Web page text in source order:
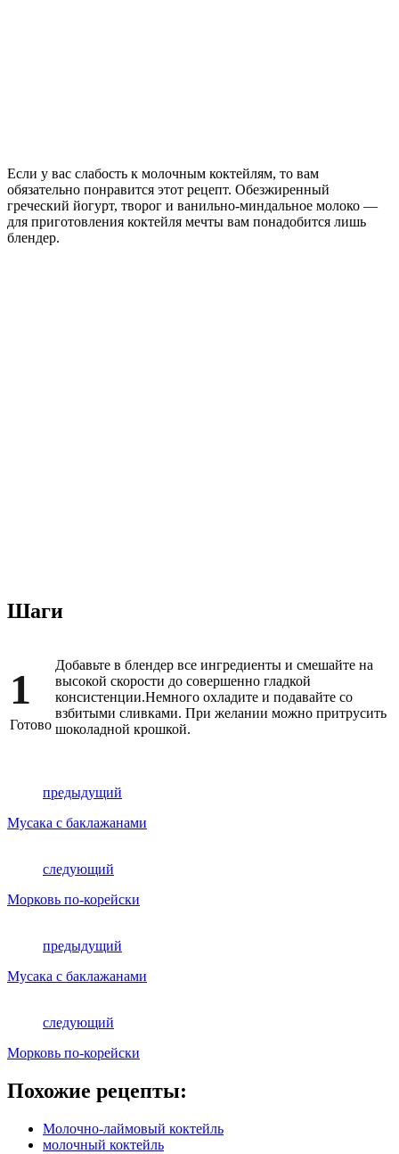
Если у вас слабость к молочным коктейлям, то вам
обязательно понравится этот рецепт. Обезжиренный
греческий йогурт, творог и ванильно-миндальное молоко —
для приготовления коктейля мечты вам понадобится лишь
блендер.
Шаги
1
Готово
Добавьте в блендер все ингредиенты и смешайте на
высокой скорости до совершенно гладкой
консистенции.Немного охладите и подавайте со
взбитыми сливками. При желании можно притрусить
шоколадной крошкой.
предыдущий
Мусака с баклажанами
следующий
Морковь по-корейски
предыдущий
Мусака с баклажанами
следующий
Морковь по-корейски
Похожие рецепты:
Молочно-лаймовый коктейль
молочный коктейль